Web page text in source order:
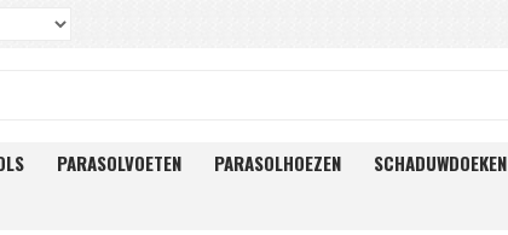
PARASOLVOETEN PARASOLHOEZEN SCHADUWDOEKEN